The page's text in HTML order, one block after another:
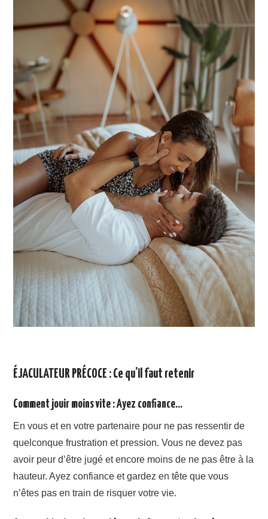
ÉJACULATEUR PRÉCOCE : Ce qu’il faut retenir
Comment jouir moins vite : Ayez confiance…
En vous et en votre partenaire pour ne pas ressentir de
quelconque frustration et pression. Vous ne devez pas
avoir peur d’être jugé et encore moins de ne pas être à la
hauteur. Ayez confiance et gardez en tête que vous
n’êtes pas en train de risquer votre vie.